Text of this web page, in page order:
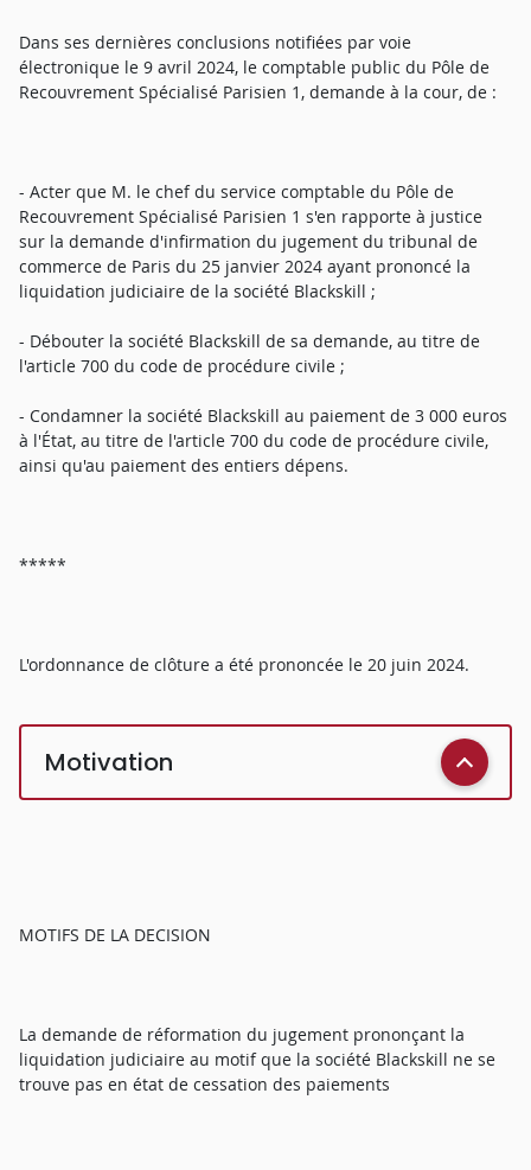
Dans ses dernières conclusions notifiées par voie
électronique le 9 avril 2024, le comptable public du Pôle de
Recouvrement Spécialisé Parisien 1, demande à la cour, de :
- Acter que M. le chef du service comptable du Pôle de
Recouvrement Spécialisé Parisien 1 s'en rapporte à justice
sur la demande d'infirmation du jugement du tribunal de
commerce de Paris du 25 janvier 2024 ayant prononcé la
liquidation judiciaire de la société Blackskill ;
- Débouter la société Blackskill de sa demande, au titre de
l'article 700 du code de procédure civile ;
- Condamner la société Blackskill au paiement de 3 000 euros
à l'État, au titre de l'article 700 du code de procédure civile,
ainsi qu'au paiement des entiers dépens.
*****
L'ordonnance de clôture a été prononcée le 20 juin 2024.
Motivation
MOTIFS DE LA DECISION
La demande de réformation du jugement prononçant la
liquidation judiciaire au motif que la société Blackskill ne se
trouve pas en état de cessation des paiements